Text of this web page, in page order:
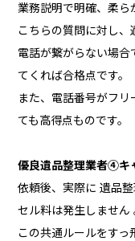
業務説明で明確、柔ら
こちらの質問に対し、
電話が繋がらない場合
てくれば合格点です。
また、電話番号がフ
ても高得点ものです。
優良遺品整理業者④キ
依頼後、実際に 遺品
セル料は発生しません
この共通ルールをす